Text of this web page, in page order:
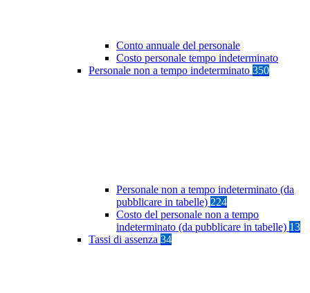
Conto annuale del personale
Costo personale tempo indeterminato
Personale non a tempo indeterminato 350
Personale non a tempo indeterminato (da
pubblicare in tabelle) 224
Costo del personale non a tempo
indeterminato (da pubblicare in tabelle) 13
Tassi di assenza 34